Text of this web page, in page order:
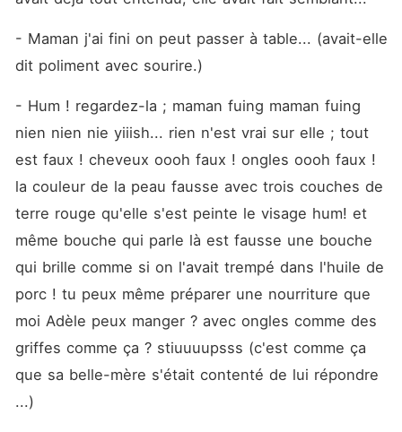
- Maman j'ai fini on peut passer à table... (avait-elle
dit poliment avec sourire.)
- Hum ! regardez-la ; maman fuing maman fuing
nien nien nie yiiish... rien n'est vrai sur elle ; tout
est faux ! cheveux oooh faux ! ongles oooh faux !
la couleur de la peau fausse avec trois couches de
terre rouge qu'elle s'est peinte le visage hum! et
même bouche qui parle là est fausse une bouche
qui brille comme si on l'avait trempé dans l'huile de
porc ! tu peux même préparer une nourriture que
moi Adèle peux manger ? avec ongles comme des
griffes comme ça ? stiuuuupsss (c'est comme ça
que sa belle-mère s'était contenté de lui répondre
...)